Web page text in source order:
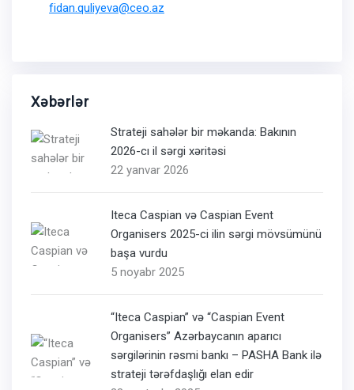
fidan.quliyeva@ceo.az
Xəbərlər
Strateji sahələr bir məkanda: Bakının
2026-cı il sərgi xəritəsi
22 yanvar 2026
Iteca Caspian və Caspian Event
Organisers 2025-ci ilin sərgi mövsümünü
başa vurdu
5 noyabr 2025
“Iteca Caspian” və “Caspian Event
Organisers” Azərbaycanın aparıcı
sərgilərinin rəsmi bankı – PASHA Bank ilə
strateji tərəfdaşlığı elan edir